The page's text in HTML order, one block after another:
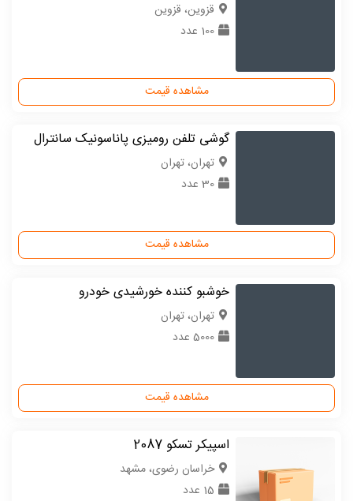
قزوین، قزوین
100 عدد
مشاهده قیمت
گوشی تلفن رومیزی پاناسونیک سانترال
تهران، تهران
30 عدد
مشاهده قیمت
خوشبو کننده خورشیدی خودرو
تهران، تهران
5000 عدد
مشاهده قیمت
اسپیکر تسکو 2087
خراسان رضوی، مشهد
15 عدد